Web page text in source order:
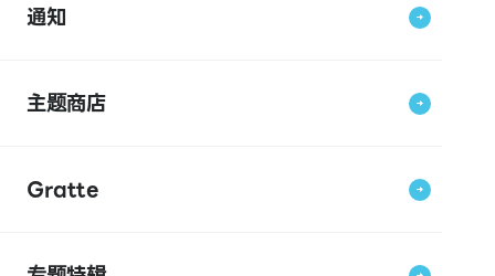
通知
主题商店
Gratte